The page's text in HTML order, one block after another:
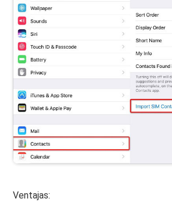
Ventajas: